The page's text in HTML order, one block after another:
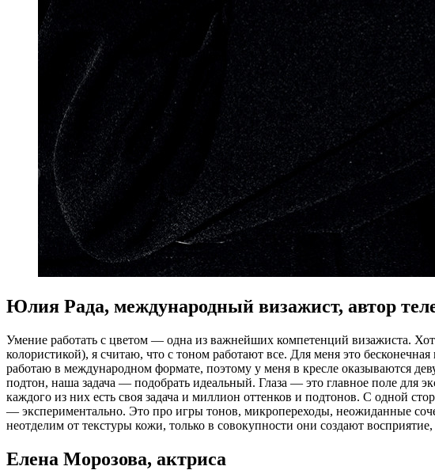
Юлия Рада, международный визажист, автор
Умение работать с цветом — одна из важнейших компетенций визажиста.
колористикой), я считаю, что с тоном работают все. Для меня это
работаю в международном формате, поэтому у меня в кресле оказываются
подтон, наша задача — подобрать идеальный. Глаза — это главное поле для
каждого из них есть своя задача и миллион оттенков и подтонов. С одной
— экспериментально. Это про игры тонов, микропереходы, неожиданные
неотделим от текстуры кожи, только в совокупности они создают
Елена Морозова, актриса